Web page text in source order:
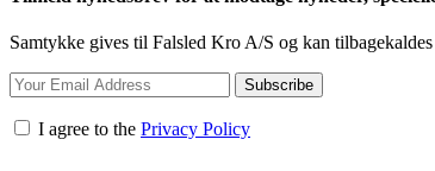
Samtykke gives til Falsled Kro A/S og kan
Subscribe
I agree to the Privacy Policy